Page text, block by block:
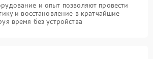
и опыт позволяют провести
и восстановление в кратчайшие
время без устройства